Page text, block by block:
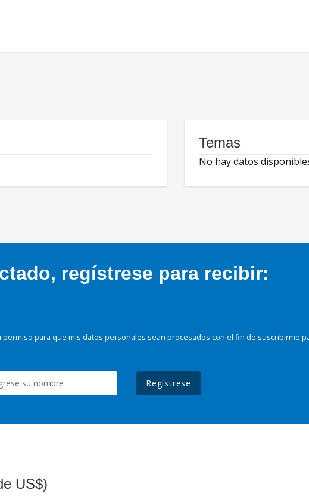
Temas
No hay datos
regístrese para recibir:
permiso para que mis datos personales sean procesados con el fin de suscribirme
Regístrese
US$)